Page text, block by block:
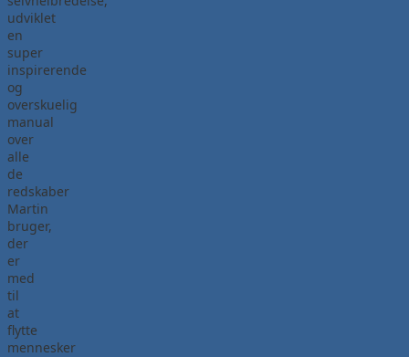
udviklet
en
super
inspirerende
og
overskuelig
manual
over
alle
de
redskaber
Martin
bruger,
der
er
med
til
at
flytte
mennesker